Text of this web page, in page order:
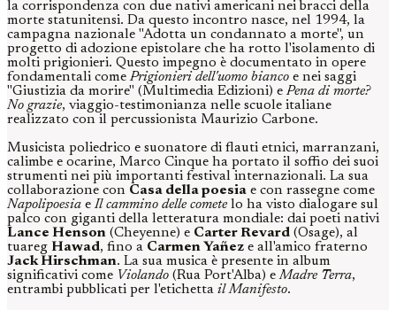
la corrispondenza con due nativi americani nei bracci della
morte statunitensi. Da questo incontro nasce, nel 1994, la
campagna nazionale "Adotta un condannato a morte", un
progetto di adozione epistolare che ha rotto l'isolamento di
molti prigionieri. Questo impegno è documentato in opere
fondamentali come Prigionieri dell'uomo bianco e nei saggi
"Giustizia da morire" (Multimedia Edizioni) e Pena di morte?
No grazie, viaggio-testimonianza nelle scuole italiane
realizzato con il percussionista Maurizio Carbone.
Musicista poliedrico e suonatore di flauti etnici, marranzani,
calimbe e ocarine, Marco Cinque ha portato il soffio dei suoi
strumenti nei più importanti festival internazionali. La sua
collaborazione con Casa della poesia e con rassegne come
Napolipoesia e Il cammino delle cometelo ha visto dialogare sul
palco con giganti della letteratura mondiale: dai poeti nativi
Lance Henson (Cheyenne) e Carter Revard (Osage), al
tuareg Hawad, fino a Carmen Yañez e all'amico fraterno
Jack Hirschman. La sua musica è presente in album
significativi come Violando (Rua Port'Alba) eMadre Terra,
entrambi pubblicati per l'etichetta il Manifesto.